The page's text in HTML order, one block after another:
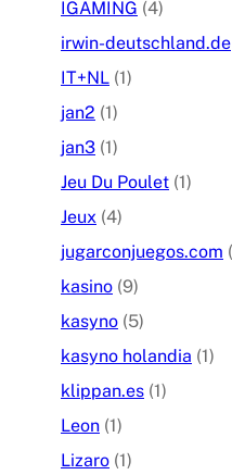
IGAMING (4)
irwin-deutschland.de
IT+NL (1)
jan2 (1)
jan3 (1)
Jeu Du Poulet (1)
Jeux (4)
jugarconjuegos.com
kasino (9)
kasyno (5)
kasyno holandia (1)
klippan.es (1)
Leon (1)
Lizaro (1)